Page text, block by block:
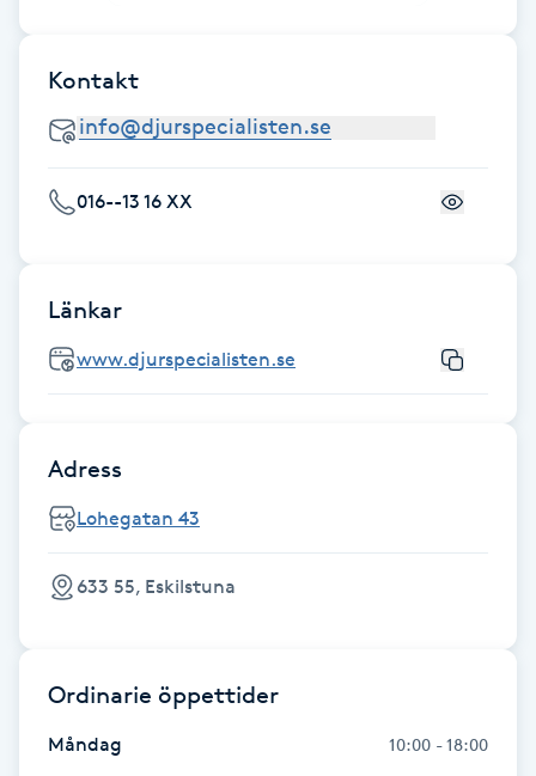
Friskvård
Friskvårdsmassage
Frisör
Funktionsanalys
Gel naglar
Gelenaglar
Gellack
Gellack med förstärkning
Kontakt
016--13 16 XX
Länkar
www.djurspecialisten.se
Adress
Lohegatan 43
633 55, Eskilstuna
Ordinarie öppettider
Måndag 10:00 - 18:00